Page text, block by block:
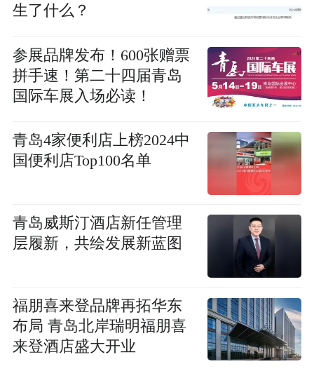
生了什么？
参展品牌发布！600张赠票
拼手速！第二十四届青岛
国际车展入场必读！
青岛4家便利店上榜2024中
国便利店Top100名单
青岛威斯汀酒店新任管理
层履新，共绘发展新蓝图
福朋喜来登品牌再拓华东
布局 青岛北岸瑞明福朋喜
来登酒店盛大开业